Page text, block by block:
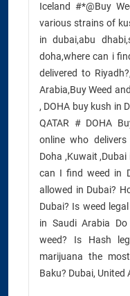
Iceland #*@Buy
various strains of
in dubai,abu
doha,where can i
delivered to
Arabia,Buy Weed
, DOHA buy kush in
QATAR # DOHA
online who
Doha ,Kuwait
can I find weed in
allowed in Dubai?
Dubai? Is weed
in Saudi Arabia
weed? Is Hash
marijuana the
Baku? Dubai, United